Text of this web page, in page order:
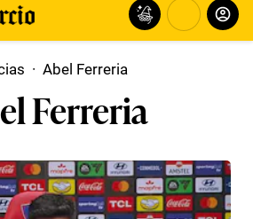
· Abel Ferreria
Ferreria